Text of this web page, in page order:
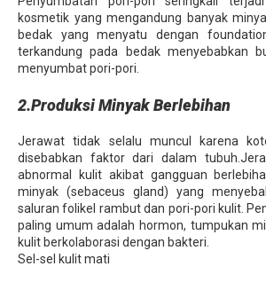
kosmetik yang mengandung banyak
bedak yang menyatu dengan
terkandung pada bedak menyebabkan
menyumbat pori-pori.
2.Produksi Minyak Berlebihan
Jerawat tidak selalu muncul karena
disebabkan faktor dari dalam
abnormal kulit akibat gangguan
minyak (sebaceus gland) yang
saluran folikel rambut dan pori-pori kulit.
paling umum adalah hormon, tumpukan
kulit berkolaborasi dengan bakteri.
Sel-sel kulit mati